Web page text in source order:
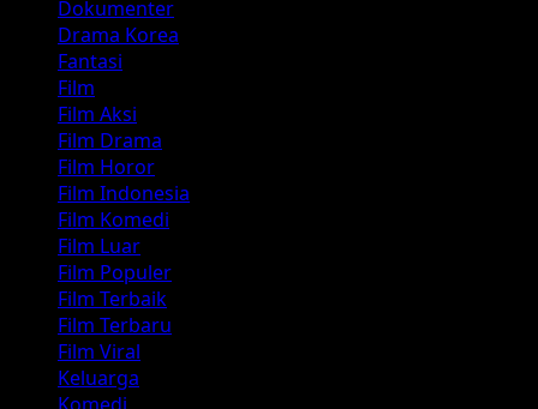
Dokumenter
Drama Korea
Fantasi
Film
Film Aksi
Film Drama
Film Horor
Film Indonesia
Film Komedi
Film Luar
Film Populer
Film Terbaik
Film Terbaru
Film Viral
Keluarga